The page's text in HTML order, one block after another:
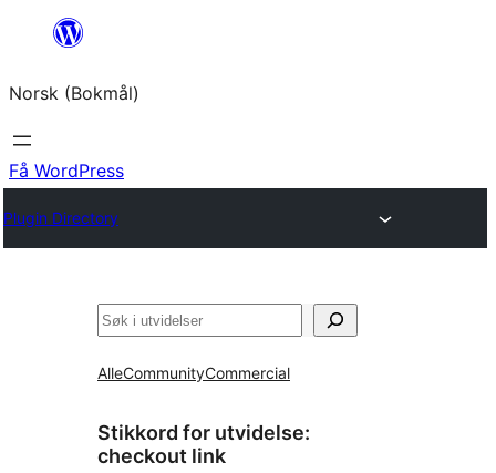
Hopp
innhold
Norsk (Bokmål)
Få WordPress
Plugin Directory
Søk
AlleCommunityCommercial
Stikkord for utvidelse:
checkout link